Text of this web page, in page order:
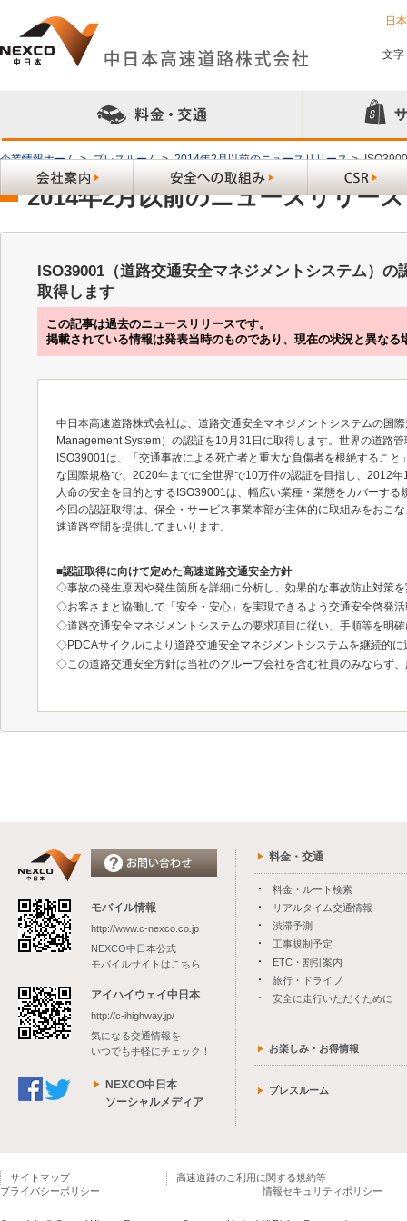
日
文字
企業情報ホーム > プレスルーム > 2014年2月以前のニュースリリース >
2014年2月以前のニュースリリース
ISO39001（道路交通安全マネジメントシステム）
取得します
この記事は過去のニュースリリースです。
掲載されている情報は発表当時のものであり、現在の状況と異なる
中日本高速道路株式会社は、道路交通安全マネジメントシステムの国
Management System）の認証を10月31日に取得します。世界の道路
ISO39001は、「交通事故による死亡者と重大な負傷者を根絶するこ
な国際規格で、2020年までに全世界で10万件の認証を目指し、2012
人命の安全を目的とするISO39001は、幅広い業種・業態をカバーす
今回の認証取得は、保全・サービス事業本部が主体的に取組みをおこ
速道路空間を提供してまいります。
■認証取得に向けて定めた高速道路交通安全方針
◇事故の発生原因や発生箇所を詳細に分析し、効果的な事故防止対策
◇お客さまと協働して「安全・安心」を実現できるよう交通安全啓発
◇道路交通安全マネジメントシステムの要求項目に従い、手順等を明
◇PDCAサイクルにより道路交通安全マネジメントシステムを継続的
◇この道路交通安全方針は当社のグループ会社を含む社員のみならず
モバイル情報
http://www.c-nexco.co.jp
NEXCO中日本公式
モバイルサイトはこちら
アイハイウェイ中日本
http://c-ihighway.jp/
気になる交通情報を
いつでも手軽にチェック！
NEXCO中日本
ソーシャルメディア
料金・交通
料金・ルート検索
リアルタイム交通情報
渋滞予測
工事規制予定
ETC・割引案内
旅行・ドライブ
安全に走行いただくために
お楽しみ・お得情報
プレスルーム
サイトマップ
高速道路のご利用に関する規約等
プライバシーポリシー
情報セキュリティポリシー